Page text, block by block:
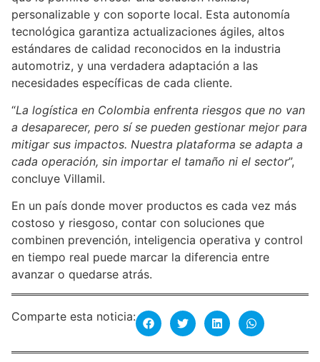
personalizable y con soporte local. Esta autonomía
tecnológica garantiza actualizaciones ágiles, altos
estándares de calidad reconocidos en la industria
automotriz, y una verdadera adaptación a las
necesidades específicas de cada cliente.
“La logística en Colombia enfrenta riesgos que no van
a desaparecer, pero sí se pueden gestionar mejor para
mitigar sus impactos. Nuestra plataforma se adapta a
cada operación, sin importar el tamaño ni el sector”,
concluye Villamil.
En un país donde mover productos es cada vez más
costoso y riesgoso, contar con soluciones que
combinen prevención, inteligencia operativa y control
en tiempo real puede marcar la diferencia entre
avanzar o quedarse atrás.
Comparte esta noticia: